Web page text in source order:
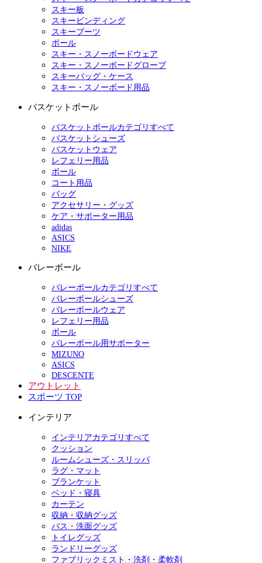
スキー板
スキービンディング
スキーブーツ
ポール
スキー・スノーボードウェア
スキー・スノーボードグローブ
スキーバッグ・ケース
スキー・スノーボード用品
バスケットボール
バスケットボールカテゴリすべて
バスケットシューズ
バスケットウェア
レフェリー用品
ボール
コート用品
バッグ
アクセサリー・グッズ
ケア・サポーター用品
adidas
ASICS
NIKE
バレーボール
バレーボールカテゴリすべて
バレーボールシューズ
バレーボールウェア
レフェリー用品
ボール
バレーボール用サポーター
MIZUNO
ASICS
DESCENTE
アウトレット
スポーツ TOP
インテリア
インテリアカテゴリすべて
クッション
ルームシューズ・スリッパ
ラグ・マット
ブランケット
ベッド・寝具
カーテン
収納・収納グッズ
バス・洗面グッズ
トイレグッズ
ランドリーグッズ
ファブリックミスト・洗剤・柔軟剤